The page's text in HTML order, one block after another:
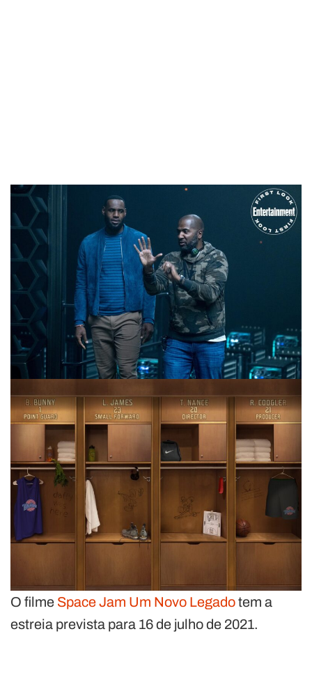
O filme Space Jam Um Novo Legadotem a
estreia prevista para 16 de julho de 2021.